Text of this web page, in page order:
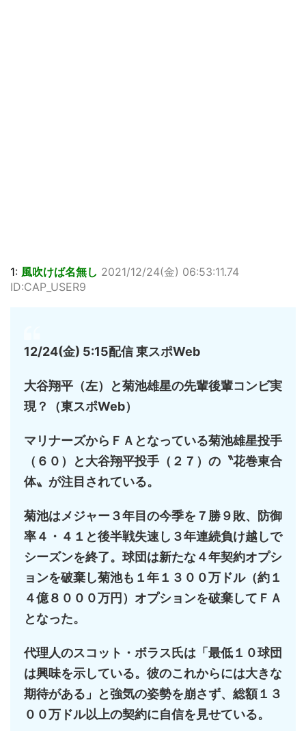
1: 風吹けば名無し 2021/12/24(金) 06:53:11.74
ID:CAP_USER9
12/24(金) 5:15配信 東スポWeb
大谷翔平（左）と菊池雄星の先輩後輩コンビ実
現？（東スポWeb）
マリナーズからＦＡとなっている菊池雄星投手
（６０）と大谷翔平投手（２７）の〝花巻東合
体〟が注目されている。
菊池はメジャー３年目の今季を７勝９敗、防御
率４・４１と後半戦失速し３年連続負け越しで
シーズンを終了。球団は新たな４年契約オプシ
ョンを破棄し菊池も１年１３００万ドル（約１
４億８０００万円）オプションを破棄してＦＡ
となった。
代理人のスコット・ボラス氏は「最低１０球団
は興味を示している。彼のこれからには大きな
期待がある」と強気の姿勢を崩さず、総額１３
００万ドル以上の契約に自信を見せている。